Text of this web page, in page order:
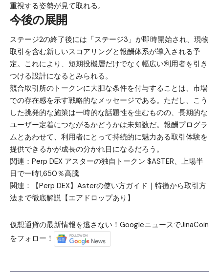
重視する姿勢が見て取れる。
今後の展開
ステージ2の終了後には「ステージ3」が即時開始され、現物
取引を含む新しいスコアリングと報酬体系が導入される予
定。これにより、短期投機層だけでなく幅広い利用者を引き
つける設計になるとみられる。
競合取引所のトークンに大胆な条件を付与することは、市場
での存在感を示す戦略的なメッセージである。ただし、こう
した挑発的な施策は一時的な話題性を生むものの、長期的な
ユーザー定着につながるかどうかは未知数だ。報酬プログラ
ムとあわせて、利用者にとって持続的に魅力ある取引体験を
提供できるかが成長の分かれ目になるだろう。
関連： Perp DEX アスターの独自トークン $ASTER、上場半
日で一時1,650％高騰
関連：
【Perp DEX】Asterの使い方ガイド｜特徴から取引方
法まで徹底解説【エアドロップあり】
仮想通貨の最新情報を逃さない！GoogleニュースでJinaCoin
をフォロー！